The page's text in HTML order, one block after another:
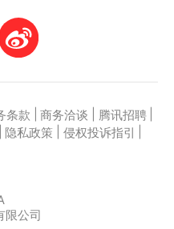
条款 商务洽谈 腾讯招聘
隐私政策 侵权投诉指引
限公司